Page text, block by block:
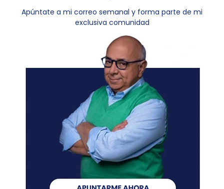
Apúntate a mi correo semanal y forma parte de mi
exclusiva comunidad